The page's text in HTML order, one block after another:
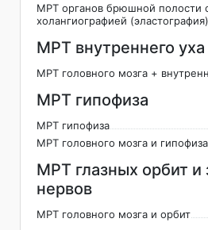
МРТ органов брюшной полости
холангиографией (эластография)
МРТ внутреннего уха
МРТ головного мозга +
МРТ гипофиза
МРТ гипофиза
МРТ головного мозга и гипофиза
МРТ глазных орбит и
нервов
МРТ головного мозга и орбит